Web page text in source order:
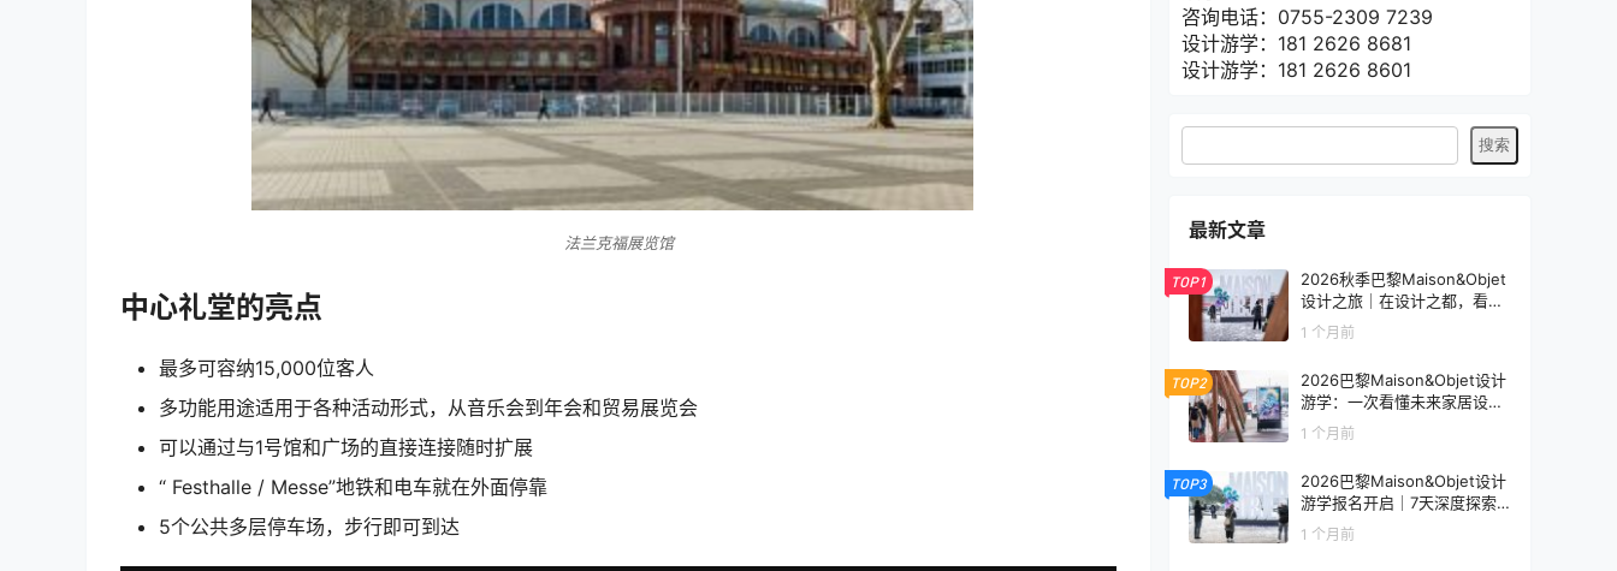
法兰克福展览馆
中心礼堂的亮点
最多可容纳15,000位客人
多功能用途适用于各种活动形式，从音乐会到年会和贸易展览会
可以通过与1号馆和广场的直接连接随时扩展
“ Festhalle / Messe”地铁和电车就在外面停靠
5个公共多层停车场，步行即可到达
咨询电话：0755-2309 7239
设计游学：181 2626 8681
设计游学：181 2626 8601
最新文章
TOP1
2026秋季巴黎Maison&Objet
设计之旅｜在设计之都，看见
未来生活的模样
1 个月前
TOP2
2026巴黎Maison&Objet设计
游学：一次看懂未来家居设计
趋势
1 个月前
TOP3
2026巴黎Maison&Objet设计
游学报名开启｜7天深度探索
全球家居设计趋势
1 个月前